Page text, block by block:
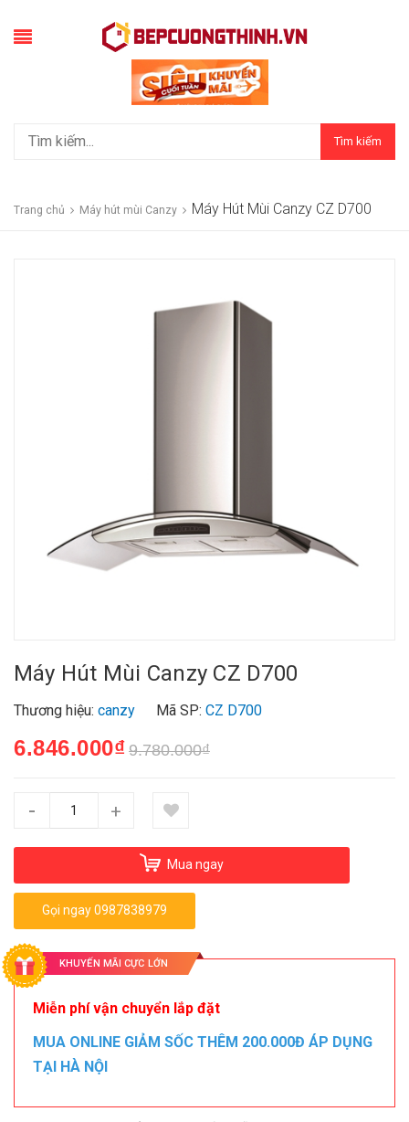
Tìm kiếm
Trang chủ Máy hút mùi Canzy Máy Hút Mùi Canzy CZ D700
Máy Hút Mùi Canzy CZ D700
Thương hiệu: canzy Mã SP: CZ D700
6.846.000₫ 9.780.000₫
- +
Mua ngay
Gọi ngay 0987838979
KHUYẾN MÃI CỰC LỚN
Miễn phí vận chuyển lắp đặt
MUA ONLINE GIẢM SỐC THÊM 200.000Đ ÁP DỤNG
TẠI HÀ NỘI